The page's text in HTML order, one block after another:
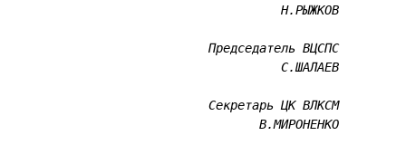
Председатель ВЦСПС
Секретарь ЦК ВЛКСМ
В.МИРОНЕНКО